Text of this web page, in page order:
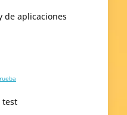
de aplicaciones
test